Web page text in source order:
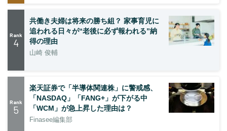
Rank
4
共働き夫婦は将来の勝ち組？ 家事育児に
追われる日々が“老後に必ず報われる”納
得の理由
山崎 俊輔
Rank
5
楽天証券で「半導体関連株」に警戒感、
「NASDAQ」「FANG+」が下がる中
「WCM」が急上昇した理由は？
Finasee編集部